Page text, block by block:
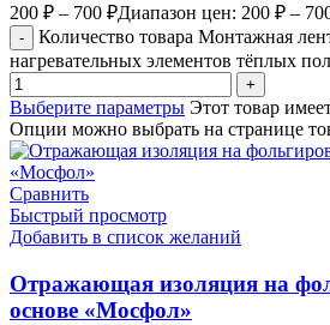
200 ₽ – 700 ₽Диапазон цен: 200 ₽ –
Количество товара Монтажная
нагревательных элементов тёплых
Выберите параметры Этот товар
Опции можно выбрать на странице
Сравнить
Быстрый просмотр
Добавить в список желаний
Отражающая изоляция на
основе «Мосфол»